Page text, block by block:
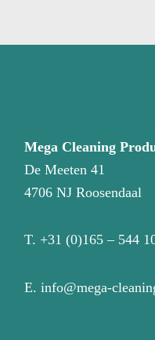
Mega Cleaning
De Meeten 41
4706 NJ Roosendaal
T. +31 (0)165 – 544
E.info@mega-